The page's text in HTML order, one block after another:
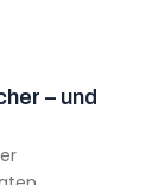
– und